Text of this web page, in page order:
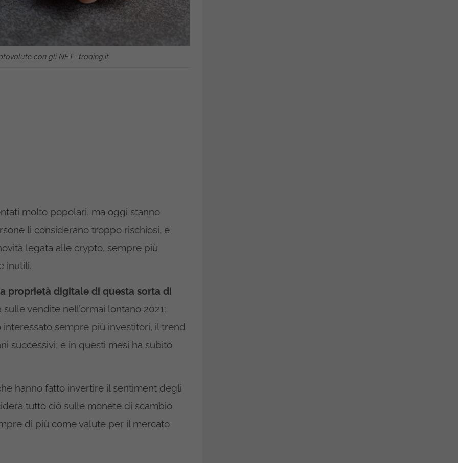
con gli NFT -trading.it
molto popolari, ma oggi stanno
li considerano troppo rischiosi, e
legata alle crypto, sempre più
inutili.
proprietà digitale di questa sorta di
vendite nell’ormai lontano 2021:
sempre più investitori, il trend
successivi, e in questi mesi ha subito
hanno fatto invertire il sentiment degli
tutto ciò sulle monete di scambio
di più come valute per il mercato